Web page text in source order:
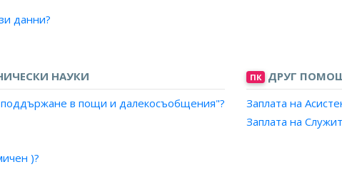
данни?
НАУКИ
поддържане в пощи и далекосъобщения"?
)?
системи )?
ПК ДРУГ
Заплата на
Заплата на